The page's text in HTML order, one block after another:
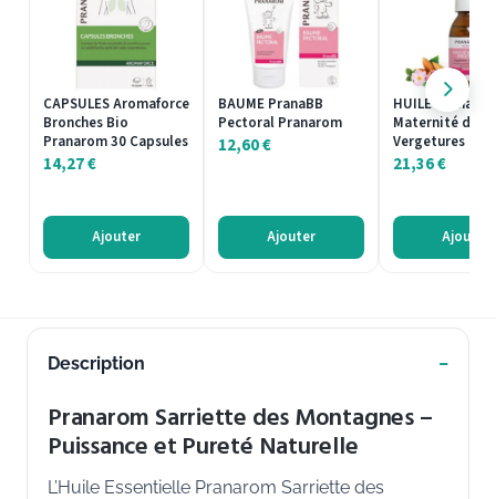
CAPSULES Aromaforce
Bronches Bio
Pranarom 30 Capsules
14,27€
Ajouter
BAUME PranaBB
Pectoral Pranarom
12,60€
Ajouter
HUILE PranaBB
Maternité de
Vergetures
21,36€
Ajouter
Description
Pranarom Sarriette des Montagnes –
Puissance et Pureté Naturelle
L’Huile Essentielle Pranarom Sarriette des